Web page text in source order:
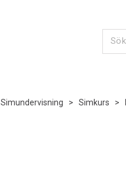
Simundervisning > Simkurs >